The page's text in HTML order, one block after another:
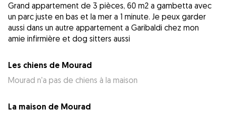
Grand appartement de 3 pièces, 60 m2 a gambetta avec
un parc juste en bas et la mer a 1 minute. Je peux garder
aussi dans un autre appartement a Garibaldi chez mon
amie infirmière et dog sitters aussi
Les chiens de Mourad
Mourad n'a pas de chiens à la maison
La maison de Mourad